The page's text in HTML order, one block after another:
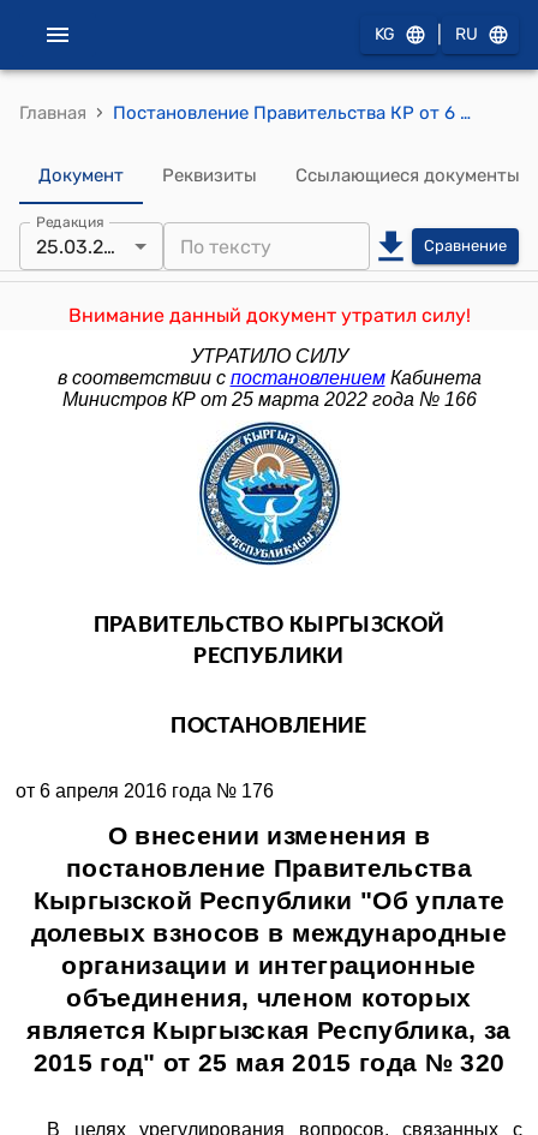
KG RU
Главная › Постановление Правительства КР от 6 апреля 2016 года № 176 "О внесении изменения в постановление Правительства Кыргызской Республики "Об уплате долевых взносов в международные организации и интеграционные объединения, членом которых является Кыргызская Республика, за 2015 год" от 25 мая 2015 года № 320"
Документ Реквизиты Ссылающиеся документы
Редакция
25.03.2022 Сравнение
Внимание данный документ утратил силу!